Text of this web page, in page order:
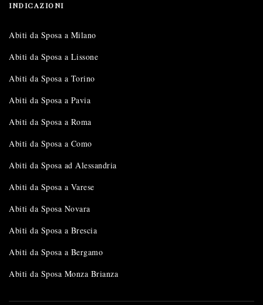
INDICAZIONI
Abiti da Sposa a Milano
Abiti da Sposa a Lissone
Abiti da Sposa a Torino
Abiti da Sposa a Pavia
Abiti da Sposa a Roma
Abiti da Sposa a Como
Abiti da Sposa ad Alessandria
Abiti da Sposa a Varese
Abiti da Sposa Novara
Abiti da Sposa a Brescia
Abiti da Sposa a Bergamo
Abiti da Sposa Monza Brianza